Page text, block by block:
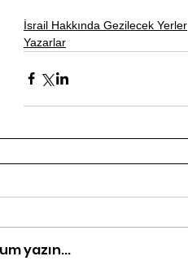
İsrail Hakkında Gezilecek Yerler
Yazarlar
yazın...